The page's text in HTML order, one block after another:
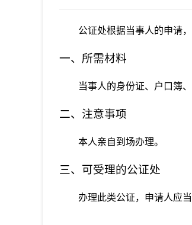
公证处根据当事人的申请
一、所需材料
当事人的身份证、户口簿
二、注意事项
本人亲自到场办理。
三、可受理的公证处
办理此类公证，申请人应